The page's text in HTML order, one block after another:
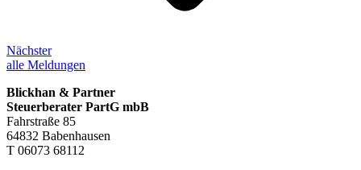
Nächster
alle Meldungen
Blickhan & Partner
Steuerberater PartG mbB
Fahrstraße 85
64832 Babenhausen
T 06073 68112